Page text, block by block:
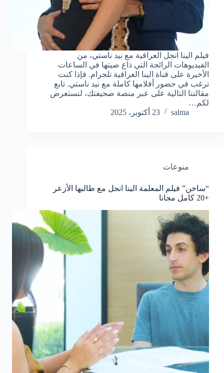
فيلم الينا انجل العراقية مع نيد ناستي، من
الفيديوهات الرائجة التي ذاع صيتها في الساعات
الأخيرة على قناة الينا العراقية تلجرام. فإذا كنت
ترغب في حضور أفلامها كاملة مع نيد ناستي. تابع
مقالتنا التالية على عبر منصة صحيفتك، لنستعرض
لكم…
salma
23 أكتوبر، 2025
منوعات
“ساخن” فيلم المعلمة الينا انجل مع طالبها الأزعر
+20 كامل مجانا